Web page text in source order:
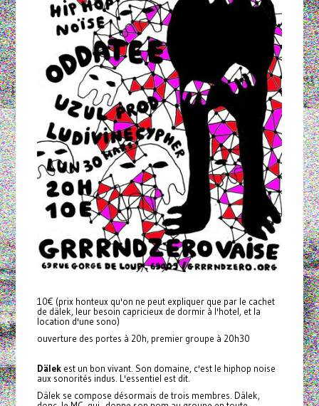
10€ (prix honteux qu'on ne peut expliquer que par le cachet
de dälek, leur besoin capricieux de dormir à l'hotel, et la
location d'une sono)
ouverture des portes à 20h, premier groupe à 20h30
Dälekest un bon vivant. Son domaine, c'est le hiphop noise
aux sonorités indus. L'essentiel est dit.
Dälek se compose désormais de trois membres. Dälek,